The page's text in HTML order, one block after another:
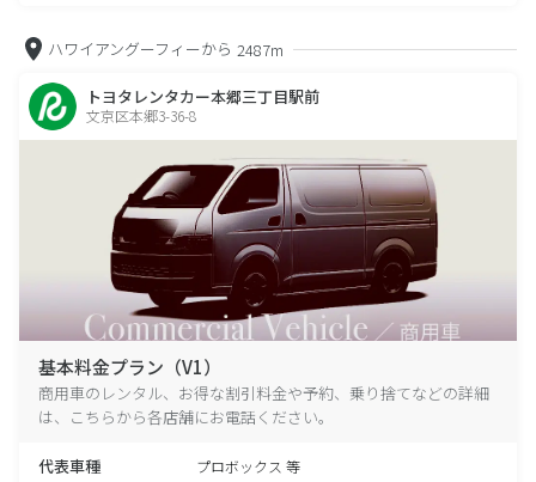
ハワイアングーフィーから 2487m
トヨタレンタカー本郷三丁目駅前
文京区本郷3-36-8
基本料金プラン（V1）
商用車のレンタル、お得な割引料金や予約、乗り捨てなどの詳細
は、こちらから各店舗にお電話ください。
代表車種 プロボックス 等